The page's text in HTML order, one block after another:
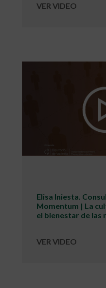
VER VIDEO
Elisa Iniesta.
Momentum | La
el bienestar de las
VER VIDEO